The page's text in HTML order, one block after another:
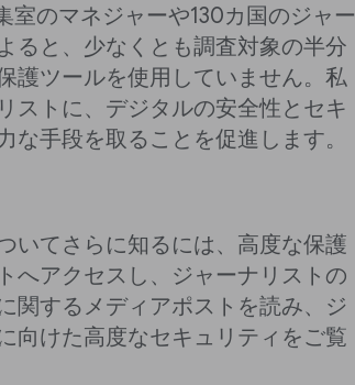
室のマネジャーや130カ国のジャー
ると、少なくとも調査対象の半分
護ツールを使用していません。私
ストに、デジタルの安全性とセキ
な手段を取ることを促進します。
いてさらに知るには、高度な保護
へアクセスし、ジャーナリストの
関するメディアポストを読み、ジ
向けた高度なセキュリティをご覧